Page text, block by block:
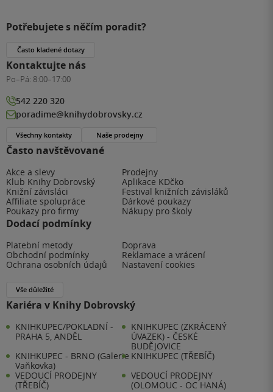
Často navštěvované
Akce a slevy
Prodejny
Klub Knihy Dobrovský
Aplikace KDčko
Knižní závisláci
Festival knižních závisláků
Affiliate spolupráce
Dárkové poukazy
Poukazy pro firmy
Nákupy pro školy
Dodací podmínky
Platební metody
Doprava
Obchodní podmínky
Reklamace a vrácení
Ochrana osobních údajů
Nastavení cookies
Vše důležité
Kariéra v Knihy Dobrovský
KNIHKUPEC/POKLADNÍ -
PRAHA 5, ANDĚL
KNIHKUPEC (ZKRÁCENÝ
ÚVAZEK) - ČESKÉ
BUDĚJOVICE
KNIHKUPEC - BRNO (Galerie
Vaňkovka)
KNIHKUPEC (TŘEBÍČ)
VEDOUCÍ PRODEJNY
(TŘEBÍČ)
VEDOUCÍ PRODEJNY
(OLOMOUC - OC HANÁ)
Potřebujete s něčím poradit?
Často kladené dotazy
Kontaktujte nás
Po–Pá: 8:00–17:00
542 220 320
poradime@knihydobrovsky.cz
Všechny kontakty Naše prodejny